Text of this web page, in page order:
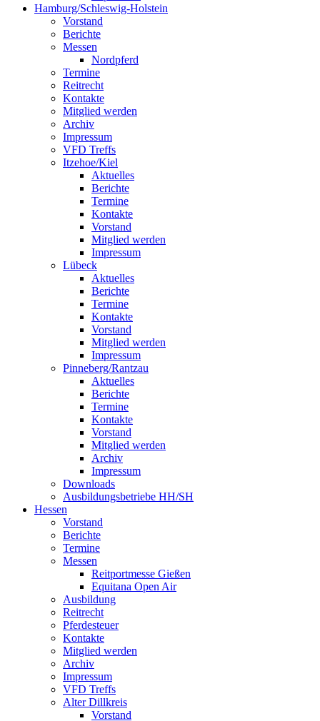
Hamburg/Schleswig-Holstein
Vorstand
Berichte
Messen
Nordpferd
Termine
Reitrecht
Kontakte
Mitglied werden
Archiv
Impressum
VFD Treffs
Itzehoe/Kiel
Aktuelles
Berichte
Termine
Kontakte
Vorstand
Mitglied werden
Impressum
Lübeck
Aktuelles
Berichte
Termine
Kontakte
Vorstand
Mitglied werden
Impressum
Pinneberg/Rantzau
Aktuelles
Berichte
Termine
Kontakte
Vorstand
Mitglied werden
Archiv
Impressum
Downloads
Ausbildungsbetriebe HH/SH
Hessen
Vorstand
Berichte
Termine
Messen
Reitportmesse Gießen
Equitana Open Air
Ausbildung
Reitrecht
Pferdesteuer
Kontakte
Mitglied werden
Archiv
Impressum
VFD Treffs
Alter Dillkreis
Vorstand